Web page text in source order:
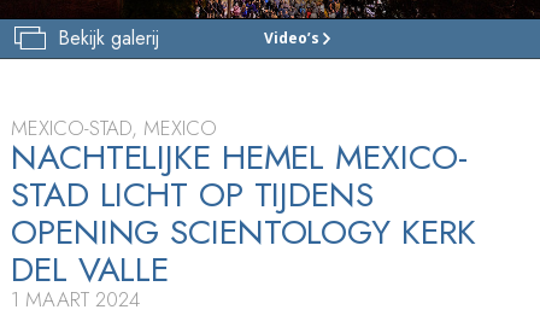
Bekijk galerij Video’s
SCIENTOLOGY
TOUR
FEESTELIJKE
OPENING
MEXICO-STAD, MEXICO
NACHTELIJKE HEMEL MEXICO-
STAD LICHT OP TIJDENS
OPENING SCIENTOLOGY KERK
DEL VALLE
1 MAART 2024